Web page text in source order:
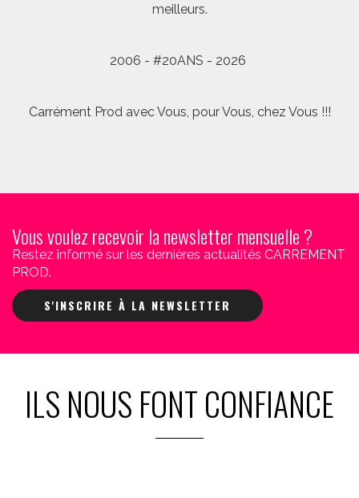
meilleurs.
2006 - #20ANS - 2026
Carrément Prod avec Vous, pour Vous, chez Vous !!!
Vous voulez recevoir la newsletter mensuelle ?
Restez informé sur les dernières actualités CARREMENT
PROD.
S'INSCRIRE À LA NEWSLETTER
ILS NOUS FONT CONFIANCE